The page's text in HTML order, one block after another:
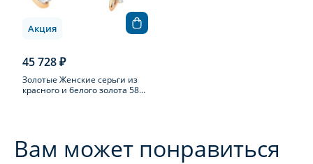
45 728 ₽
Золотые Женские серьги из
красного и белого золота 585
Акция
Вам может понравиться